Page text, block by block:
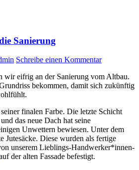
Sanierung
Schreibe einen Kommentar
wir eifrig an der Sanierung vom Altbau.
bekommen, damit sich zukünftig
finalen Farbe. Die letzte Schicht
das neue Dach hat seine
Unwettern bewiesen. Unter dem
Jutesäcke. Diese wurden als fertige
unserem Lieblings-Handwerker*innen-
der alten Fassade befestigt.